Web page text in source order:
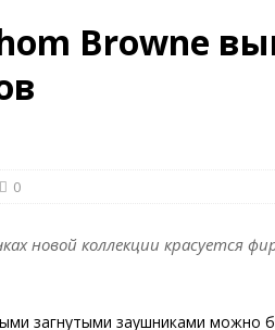
Browne
0
новой коллекции красуется
загнутыми заушниками можно